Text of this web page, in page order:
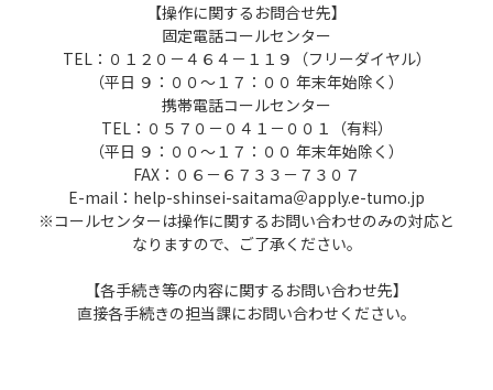
産業振興
歴史・文化財
アンケート
市政への参加
職員人事・採用
【操作に関するお問合せ先】
固定電話コールセンター
TEL：０１２０－４６４－１１９（フリーダイヤル）
（平日 ９：００～１７：００ 年末年始除く）
携帯電話コールセンター
TEL：０５７０－０４１－００１（有料）
（平日 ９：００～１７：００ 年末年始除く）
FAX：０６－６７３３－７３０７
E-mail：help-shinsei-saitama＠apply.e-tumo.jp
※コールセンターは操作に関するお問い合わせのみの対応と
なりますので、ご了承ください。
【各手続き等の内容に関するお問い合わせ先】
直接各手続きの担当課にお問い合わせください。